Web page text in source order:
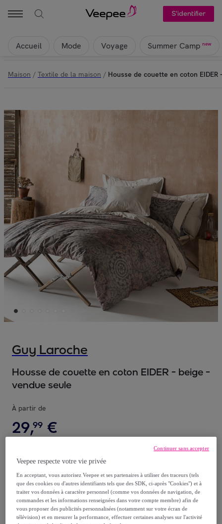
S'identifier
Accueil Mode Voyage Summer Camp new
Maison / Textile de la maison / Housse de couette en coton
Guy Laroche
Housse de couette en coton EIDER - beige -
vendue seule
À partir de
29,99 €
-70%
Vendu par GRUPO BC
Veepee respecte votre vie privée
En acceptant, vous autorisez Veepee et ses partenaires à utiliser des traceurs (tels
que des cookies ou d'autres identifiants tels que des SDK, ci-après "Cookies") et à
traiter vos données à caractère personnel (comme vos données de navigation, de
commandes et les informations renseignées dans votre compte membre) afin de
vous proposer des publicités personnalisées (notamment sur votre écran de
télévision) et en mesurer la performance, effectuer certaines analyses sur l'activité
Continuer sans accepter